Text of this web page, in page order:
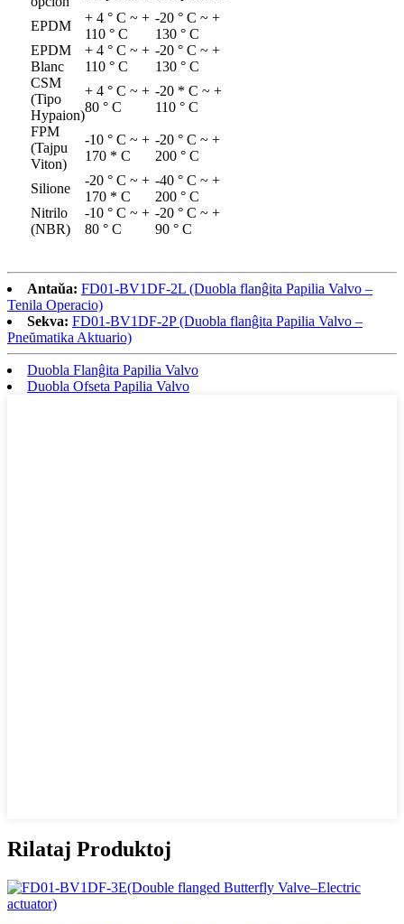
EPDM
+ 4 ° C ~ +
110 ° C
-20 ° C ~ +
130 ° C
EPDM
Blanc
+ 4 ° C ~ +
110 ° C
-20 ° C ~ +
130 ° C
CSM
(Tipo
Hypaion)
+ 4 ° C ~ +
80 ° C
-20 * C ~ +
110 ° C
FPM
(Tajpu
Viton)
-10 ° C ~ +
170 * C
-20 ° C ~ +
200 ° C
Silione
-20 ° C ~ +
170 * C
-40 ° C ~ +
200 ° C
Nitrilo
(NBR)
-10 ° C ~ +
80 ° C
-20 ° C ~ +
90 ° C
Antaŭa: FD01-BV1DF-2L (Duobla flanĝita Papilia Valvo –
Tenila Operacio)
Sekva: FD01-BV1DF-2P (Duobla flanĝita Papilia Valvo –
Pneŭmatika Aktuario)
Duobla Flanĝita Papilia Valvo
Duobla Ofseta Papilia Valvo
Rilataj Produktoj